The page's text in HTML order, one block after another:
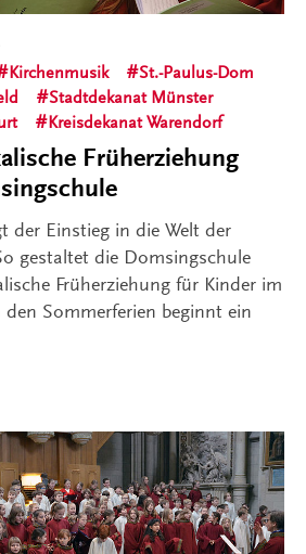
Kirchenmusik
St.-Paulus-Dom
Stadtdekanat Münster
Kreisdekanat Warendorf
Früherziehung
der Einstieg in die Welt der
gestaltet die Domsingschule
Früherziehung für Kinder im
Sommerferien beginnt ein